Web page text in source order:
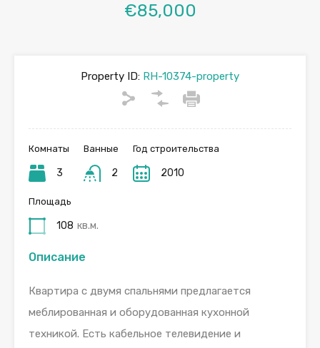
€85,000
Property ID: RH-10374-property
Комнаты
3
Ванные
2
Год строительства
2010
Площадь
108 кв.м.
Описание
Квартира с двумя спальнями предлагается
меблированная и оборудованная кухонной
техникой. Есть кабельное телевидение и